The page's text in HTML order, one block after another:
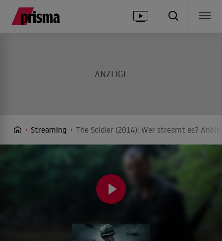
Streaming The Soldier (2014): Wer streamt es?